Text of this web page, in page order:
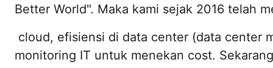
Better World". Maka kami sejak 2016 telah
cloud, efisiensi di data center (data center
monitoring IT untuk menekan cost.